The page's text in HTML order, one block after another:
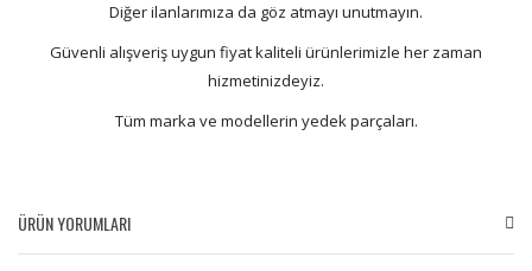
Diğer ilanlarımıza da göz atmayı unutmayın.
Güvenli alışveriş uygun fiyat kaliteli ürünlerimizle her zaman
hizmetinizdeyiz.
Tüm marka ve modellerin yedek parçaları.
ÜRÜN YORUMLARI